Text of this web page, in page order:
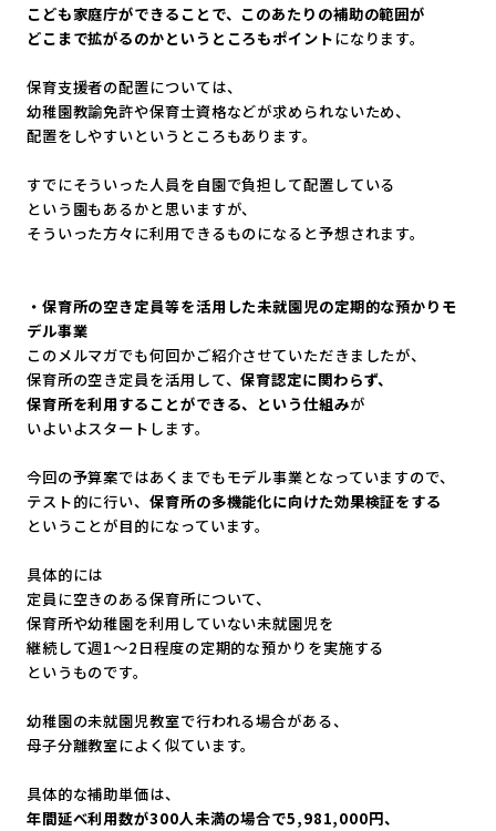
こども家庭庁ができることで、このあたりの補助の範囲が
どこまで拡がるのかというところもポイントになります。
保育支援者の配置については、
幼稚園教諭免許や保育士資格などが求められないため、
配置をしやすいというところもあります。
すでにそういった人員を自園で負担して配置している
という園もあるかと思いますが、
そういった方々に利用できるものになると予想されます。
・ 保育所の空き定員等を活用した未就園児の定期的な預かりモ
デル事業
このメルマガでも何回かご紹介させていただきましたが、
保育所の空き定員を活用して、保育認定に関わらず、
保育所を利用することができる、という仕組みが
いよいよスタートします。
今回の予算案ではあくまでもモデル事業となっていますので、
テスト的に行い、保育所の多機能化に向けた効果検証をする
ということが目的になっています。
具体的には
定員に空きのある保育所について、
保育所や幼稚園を利用していない未就園児を
継続して週1～2日程度の定期的な預かりを実施する
というものです。
幼稚園の未就園児教室で行われる場合がある、
母子分離教室によく似ています。
具体的な補助単価は、
年間延べ利用数が300人未満の場合で5,981,000円、